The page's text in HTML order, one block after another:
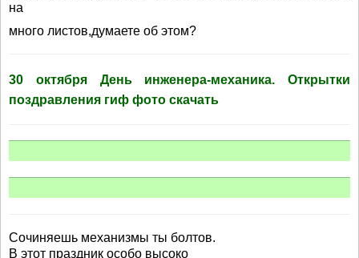
на
много листов,думаете об этом?
30 октября День инженера-механика. Открытки
поздравления гиф фото скачать
Сочиняешь механизмы ты болтов.
В этот праздник особо высоко